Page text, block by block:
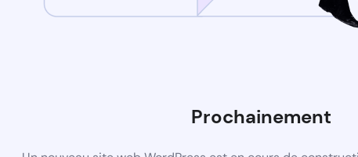
Prochainement